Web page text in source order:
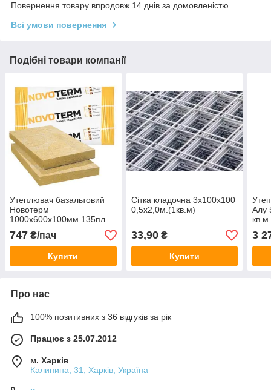
Повернення товару впродовж 14 днів за домовленістю
Всі умови повернення
Подібні товари компанії
Утеплювач базальтовий
Новотерм
1000х600х100мм 135пл
(1,2 м кв)
747 ₴/пач
Купити
Сітка кладочна 3х100х100
0,5х2,0м.(1кв.м)
33,90₴
Купити
Алу
3
Про нас
100% позитивних з 36 відгуків за рік
Працює з 25.07.2012
м. Харків
Калинина, 31, Харків, Україна